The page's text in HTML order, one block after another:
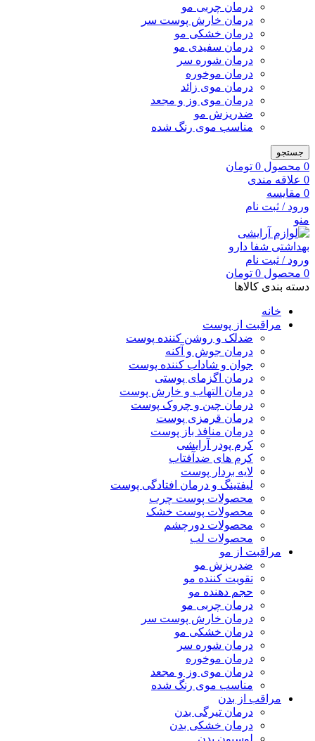
درمان چربی مو
درمان خارش پوست سر
درمان خشکی مو
درمان سفیدی مو
درمان شوره سر
درمان موخوره
درمان موی زائد
درمان موی وز و مجعد
ضدریزش مو
مناسب موی رنگ شده
جستجو
0 محصول 0 تومان
0 علاقه مندی
0 مقایسه
ورود / ثبت نام
منو
ورود / ثبت نام
0 محصول 0 تومان
دسته بندی کالاها
خانه
مراقبت از پوست
ضدلک و روشن کننده پوست
درمان جوش و آکنه
جوان و شاداب کننده پوست
درمان اگزمای پوستی
درمان التهاب و خارش پوست
درمان چین و چروک پوست
درمان قرمزی پوست
درمان منافذ باز پوست
کرم پودر آرایشی
کرم های ضدآفتاب
لایه بردار پوست
لیفتینگ و درمان افتادگی پوست
محصولات پوست چرب
محصولات پوست خشک
محصولات دورچشم
محصولات لب
مراقبت از مو
ضدریزش مو
تقویت کننده مو
حجم دهنده مو
درمان چربی مو
درمان خارش پوست سر
درمان خشکی مو
درمان شوره سر
درمان موخوره
درمان موی وز و مجعد
مناسب موی رنگ شده
مراقب از بدن
درمان تیرگی بدن
درمان خشکی بدن
لوسیون بدن